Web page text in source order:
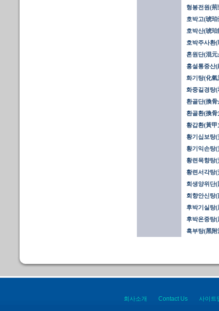
형봉전원(
호박고(琥
호박산(琥
호박주사환
혼원단(混元
홍설통중산
화기탕(化氣
화중길경탕
환골단(換骨
환골환(換骨
황갑환(黃甲
황기십보탕
황기익손탕
황련목향탕
황련서각탕
회생양위단
회향안신탕
후박기실탕
후박온중탕
흑부탕(黑附
회사소개 Contact Us 사이트